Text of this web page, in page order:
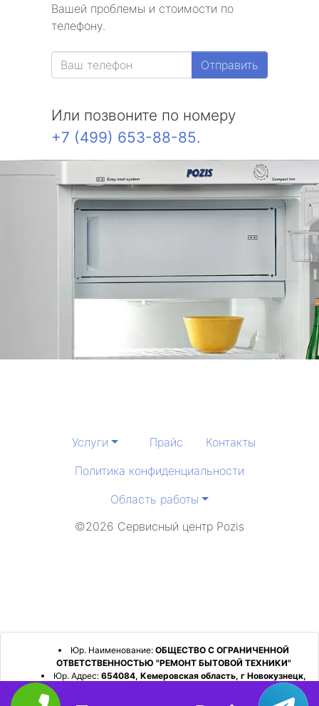
Вашей проблемы и стоимости по
телефону.
Отправить
Или позвоните по номеру
+7 (499) 653-88-85.
Услуги Прайс
Контакты
Политика конфиденциальности
Область работы
©2026 Сервисный центр Pozis
Юр. Наименование: ОБЩЕСТВО С ОГРАНИЧЕННОЙ
ОТВЕТСТВЕННОСТЬЮ "РЕМОНТ БЫТОВОЙ ТЕХНИКИ"
Юр. Адрес: 654084, Кемеровская область, г Новокузнецк,
р-н Орджоникидзевский, пр-кт Шахтеров, д. 31, кв. 2